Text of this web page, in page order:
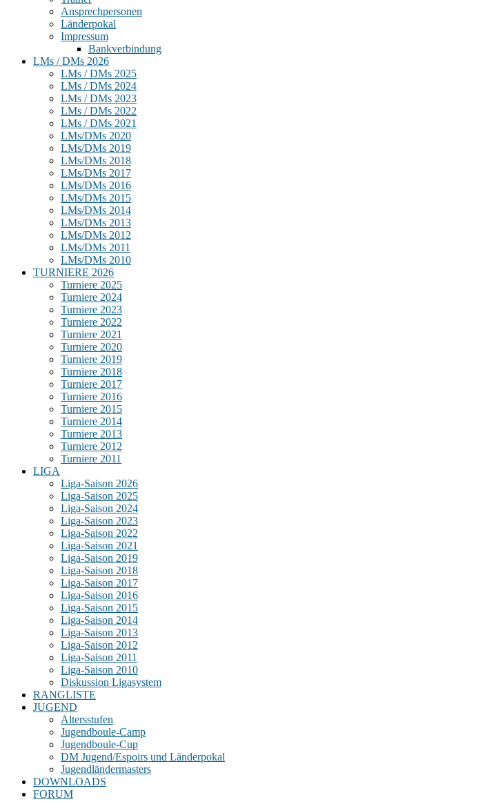
Ansprechpersonen
Länderpokal
Impressum
Bankverbindung
LMs / DMs 2026
LMs / DMs 2025
LMs / DMs 2024
LMs / DMs 2023
LMs / DMs 2022
LMs / DMs 2021
LMs/DMs 2020
LMs/DMs 2019
LMs/DMs 2018
LMs/DMs 2017
LMs/DMs 2016
LMs/DMs 2015
LMs/DMs 2014
LMs/DMs 2013
LMs/DMs 2012
LMs/DMs 2011
LMs/DMs 2010
TURNIERE 2026
Turniere 2025
Turniere 2024
Turniere 2023
Turniere 2022
Turniere 2021
Turniere 2020
Turniere 2019
Turniere 2018
Turniere 2017
Turniere 2016
Turniere 2015
Turniere 2014
Turniere 2013
Turniere 2012
Turniere 2011
LIGA
Liga-Saison 2026
Liga-Saison 2025
Liga-Saison 2024
Liga-Saison 2023
Liga-Saison 2022
Liga-Saison 2021
Liga-Saison 2019
Liga-Saison 2018
Liga-Saison 2017
Liga-Saison 2016
Liga-Saison 2015
Liga-Saison 2014
Liga-Saison 2013
Liga-Saison 2012
Liga-Saison 2011
Liga-Saison 2010
Diskussion Ligasystem
RANGLISTE
JUGEND
Altersstufen
Jugendboule-Camp
Jugendboule-Cup
DM Jugend/Espoirs und Länderpokal
Jugendländermasters
DOWNLOADS
FORUM